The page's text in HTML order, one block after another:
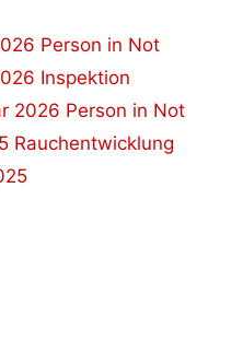
Person in Not
Inspektion
2026 Person in Not
Rauchentwicklung